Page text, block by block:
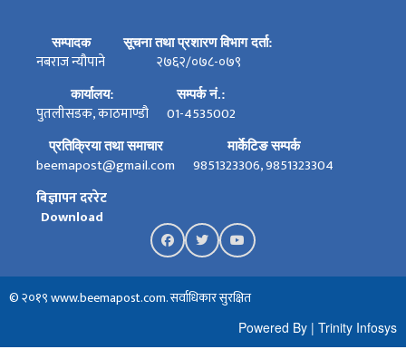
सम्पादक
नबराज न्यौपाने
सूचना तथा प्रशारण विभाग दर्ता:
२७६२/०७८-०७९
कार्यालय:
पुतलीसडक, काठमाण्डौ
सम्पर्क नं.:
01-4535002
प्रतिक्रिया तथा समाचार
beemapost@gmail.com
मार्केटिङ सम्पर्क
9851323306, 9851323304
बिज्ञापन दररेट
Download
© २०१९ www.beemapost.com. सर्वाधिकार सुरक्षित
Powered By | Trinity Infosys